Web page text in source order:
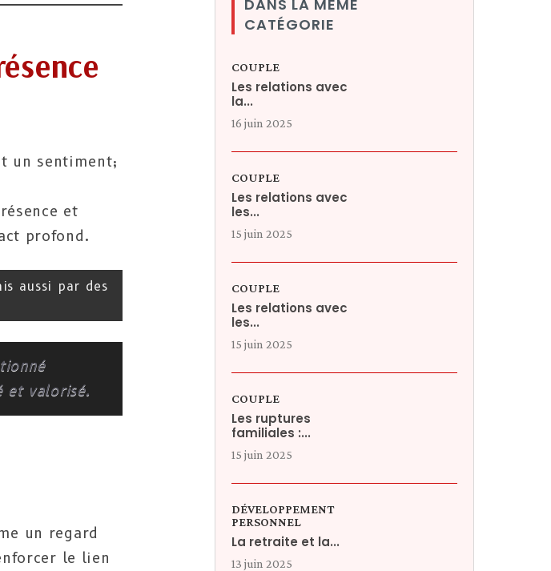
un sentiment;
et
profond.
aussi par des
et valorisé.
un regard
le lien
DANS LA MÊME
CATÉGORIE
COUPLE
Les relations avec
la...
16 juin 2025
COUPLE
Les relations avec
les...
15 juin 2025
COUPLE
Les relations avec
les...
15 juin 2025
COUPLE
Les ruptures
familiales :...
15 juin 2025
DÉVELOPPEMENT
PERSONNEL
La retraite et la...
13 juin 2025